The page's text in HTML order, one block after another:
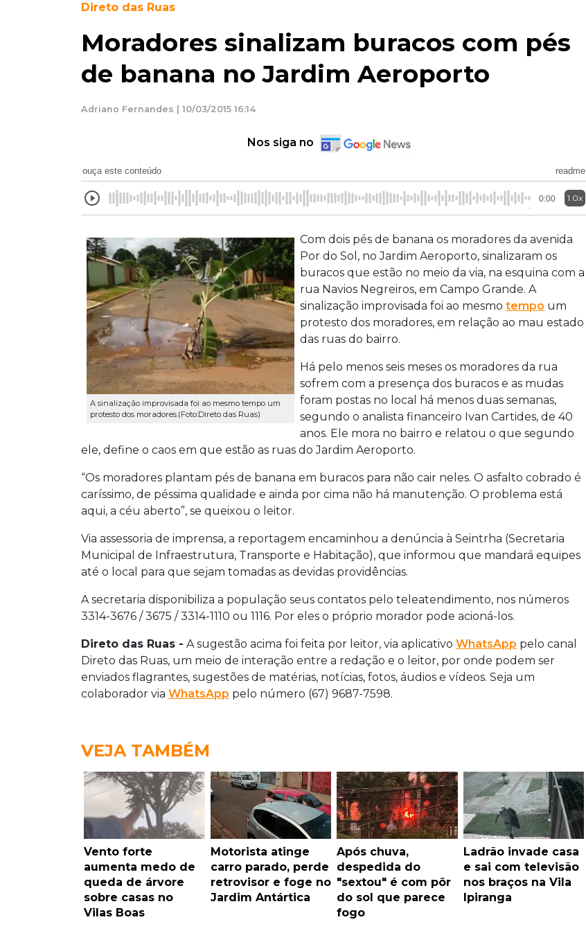
Direto das Ruas
Moradores sinalizam buracos com pés
de banana no Jardim Aeroporto
Adriano Fernandes | 10/03/2015 16:14
Nos siga no
ouça este conteúdo readme
0:00 1.0x
A sinalização improvisada foi ao mesmo tempo um
protesto dos moradores.(Foto:Direto das Ruas)
Com dois pés de banana os moradores da avenida
Por do Sol, no Jardim Aeroporto, sinalizaram os
buracos que estão no meio da via, na esquina com a
rua Navios Negreiros, em Campo Grande. A
sinalização improvisada foi ao mesmo tempo um
protesto dos moradores, em relação ao mau estado
das ruas do bairro.
Há pelo menos seis meses os moradores da rua
sofrem com a presença dos buracos e as mudas
foram postas no local há menos duas semanas,
segundo o analista financeiro Ivan Cartides, de 40
anos. Ele mora no bairro e relatou o que segundo
ele, define o caos em que estão as ruas do Jardim Aeroporto.
“Os moradores plantam pés de banana em buracos para não cair neles. O asfalto cobrado é
caríssimo, de péssima qualidade e ainda por cima não há manutenção. O problema está
aqui, a céu aberto”, se queixou o leitor.
Via assessoria de imprensa, a reportagem encaminhou a denúncia à Seintrha (Secretaria
Municipal de Infraestrutura, Transporte e Habitação), que informou que mandará equipes
até o local para que sejam tomadas as devidas providências.
A secretaria disponibiliza a população seus contatos pelo teleatendimento, nos números
3314-3676 / 3675 / 3314-1110 ou 1116. Por eles o próprio morador pode acioná-los.
Direto das Ruas - A sugestão acima foi feita por leitor, via aplicativo WhatsApp pelo canal
Direto das Ruas, um meio de interação entre a redação e o leitor, por onde podem ser
enviados flagrantes, sugestões de matérias, notícias, fotos, áudios e vídeos. Seja um
colaborador via WhatsApp pelo número (67) 9687-7598.
VEJA TAMBÉM
Vento forte
aumenta medo de
queda de árvore
sobre casas no
Vilas Boas
Motorista atinge
carro parado, perde
retrovisor e foge no
Jardim Antártica
Após chuva,
despedida do
"sextou" é com pôr
do sol que parece
fogo
Ladrão invade casa
e sai com televisão
nos braços na Vila
Ipiranga